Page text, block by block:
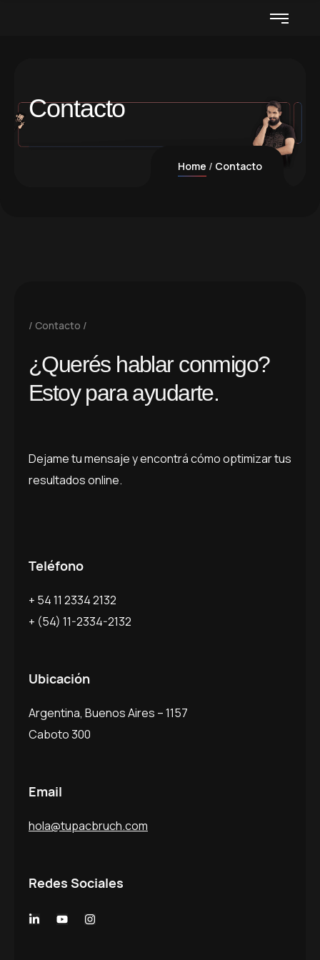
Contacto
Home Contacto
Contacto
¿Querés hablar conmigo?
Estoy para ayudarte.
Dejame tu mensaje y encontrá cómo optimizar tus
resultados online.
Teléfono
+ 54 11 2334 2132
+ (54) 11-2334-2132
Ubicación
Argentina, Buenos Aires – 1157
Caboto 300
Email
hola@tupacbruch.com
Redes Sociales